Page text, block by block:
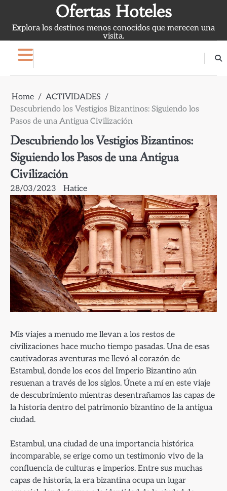
content
Ofertas Hoteles
Explora los destinos menos conocidos que merecen una
visita.
Home
ACTIVIDADES
Descubriendo los Vestigios Bizantinos: Siguiendo los
Pasos de una Antigua Civilización
Descubriendo los Vestigios Bizantinos:
Siguiendo los Pasos de una Antigua
Civilización
28/03/2023 Hatice
Mis viajes a menudo me llevan a los restos de
civilizaciones hace mucho tiempo pasadas. Una de esas
cautivadoras aventuras me llevó al corazón de
Estambul, donde los ecos del Imperio Bizantino aún
resuenan a través de los siglos. Únete a mí en este viaje
de descubrimiento mientras desentrañamos las capas de
la historia dentro del patrimonio bizantino de la antigua
ciudad.
Estambul, una ciudad de una importancia histórica
incomparable, se erige como un testimonio vivo de la
confluencia de culturas e imperios. Entre sus muchas
capas de historia, la era bizantina ocupa un lugar